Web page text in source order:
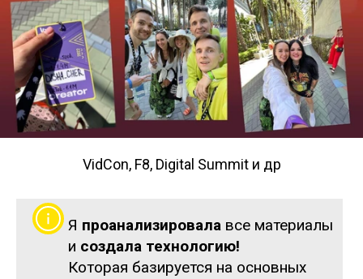
VidCon, F8, Digital Summit и др
Я проанализировала все материалы
и создала технологию!
Которая базируется на основных